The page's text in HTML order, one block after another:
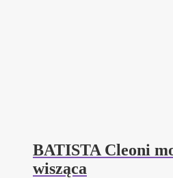
BATISTA Cleoni
wisząca